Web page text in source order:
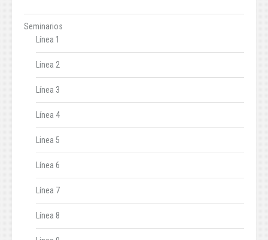
Seminarios
Línea 1
Linea 2
Línea 3
Línea 4
Linea 5
Línea 6
Línea 7
Línea 8